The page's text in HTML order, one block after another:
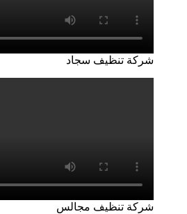
شركة تنظيف سجاد
شركة تنظيف مجالس